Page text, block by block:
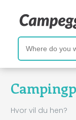
Hvor vil du hen?